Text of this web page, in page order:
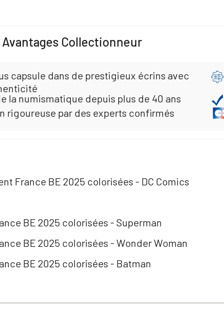
Collectionneur
capsule dans de prestigieux écrins avec
la numismatique depuis plus de 40 ans
rigoureuse par des experts confirmés
France BE 2025 colorisées - DC Comics
BE 2025 colorisées - Superman
BE 2025 colorisées - Wonder Woman
BE 2025 colorisées - Batman